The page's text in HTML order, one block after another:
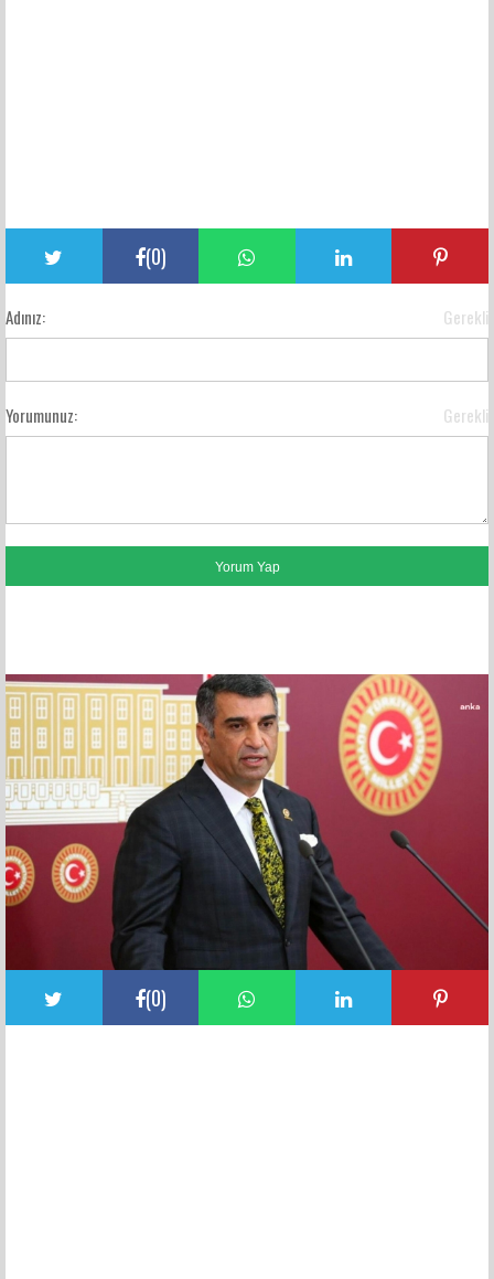
(0)
Adınız: Gerekli
Yorumunuz: Gerekli
(0)